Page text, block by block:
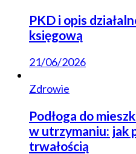
PKD i opis
księgową
21/06/2026
Zdrowie
Podłoga do
w utrzymaniu: jak
trwałością